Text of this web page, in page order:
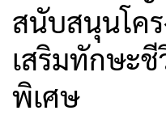
สนับสนุนโคร
เสริมทักษะชี
พิเศษ